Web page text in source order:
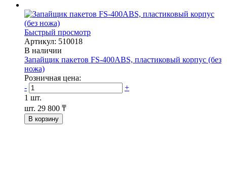
Быстрый просмотр
Артикул: 510018
В наличии
Запайщик пакетов FS-400ABS, пластиковый корпус (без
ножа)
Розничная цена:
-
+
1 шт.
шт. 29 800 ₸
В корзину